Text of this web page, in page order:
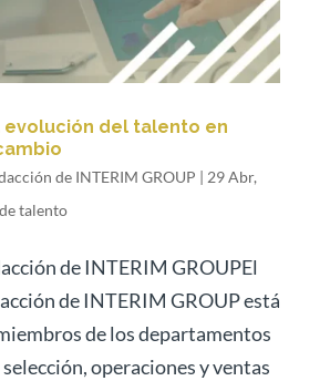
evolución del talento en
de INTERIM GROUP | 29 Abr,
talento
de INTERIM GROUPEl
de INTERIM GROUP está
de los departamentos
operaciones y ventas